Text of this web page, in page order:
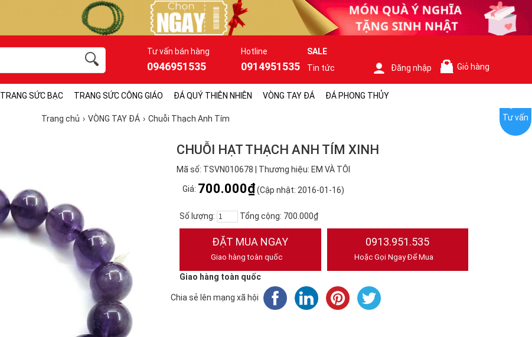
Tư vấn bán hàng
0946951535
Hotline
0914951535
SALE
Tin tức
Đăng nhập Giỏ hàng
TRANG SỨC BẠC TRANG SỨC CÔNG GIÁO ĐÁ QUÝ THIÊN NHIÊN VÒNG TAY ĐÁ ĐÁ PHONG THỦY
Trang chủ VÒNG TAY ĐÁ Chuỗi Thạch Anh Tím
CHUỖI HẠT THẠCH ANH TÍM XINH
Mã số: TSVN010678 | Thương hiệu: EM VÀ TÔI
Giá: 700.000₫(Cập nhật: 2016-01-16)
Số lượng: Tổng cộng: 700.000₫
ĐẶT MUA NGAY
Giao hàng toàn quốc
0913.951.535
Hoặc Gọi Ngay Để Mua
Giao hàng toàn quốc
Chia sẻ lên mạng xã hội
Tư vấn